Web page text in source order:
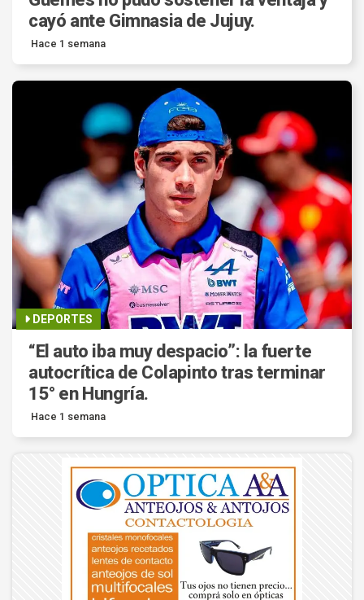
cayó ante Gimnasia de Jujuy.
Hace 1 semana
DEPORTES
“El auto iba muy despacio”: la fuerte
autocrítica de Colapinto tras terminar
15° en Hungría.
Hace 1 semana